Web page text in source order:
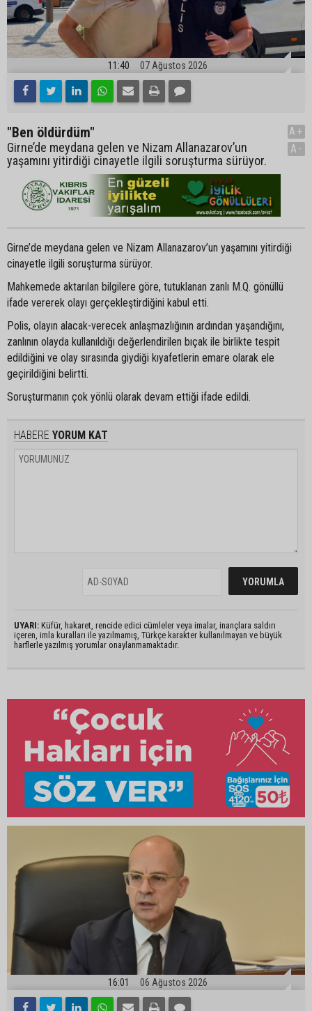
11:40 07 Ağustos 2026
"Ben öldürdüm"
Girne’de meydana gelen ve Nizam Allanazarov’un
yaşamını yitirdiği cinayetle ilgili soruşturma sürüyor.
A+
A-
Girne’de meydana gelen ve Nizam Allanazarov’un yaşamını yitirdiği
cinayetle ilgili soruşturma sürüyor.
Mahkemede aktarılan bilgilere göre, tutuklanan zanlı M.Q. gönüllü
ifade vererek olayı gerçekleştirdiğini kabul etti.
Polis, olayın alacak-verecek anlaşmazlığının ardından yaşandığını,
zanlının olayda kullanıldığı değerlendirilen bıçak ile birlikte tespit
edildiğini ve olay sırasında giydiği kıyafetlerin emare olarak ele
geçirildiğini belirtti.
Soruşturmanın çok yönlü olarak devam ettiği ifade edildi.
HABERE YORUM KAT
UYARI: Küfür, hakaret, rencide edici cümleler veya imalar, inançlara saldırı
içeren, imla kuralları ile yazılmamış, Türkçe karakter kullanılmayan ve büyük
harflerle yazılmış yorumlar onaylanmamaktadır.
16:01 06 Ağustos 2026